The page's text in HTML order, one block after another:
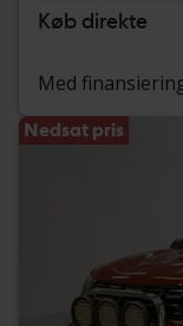
Køb direkte
Med
Nedsat pris